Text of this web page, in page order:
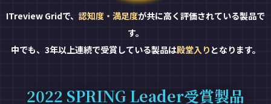
ITreview Gridで、 認知度・満足度が共に高く評価されている製品で
す。
中でも、3年以上連続で受賞している製品は殿堂入り となります。
2022 SPRING Leader受賞製品